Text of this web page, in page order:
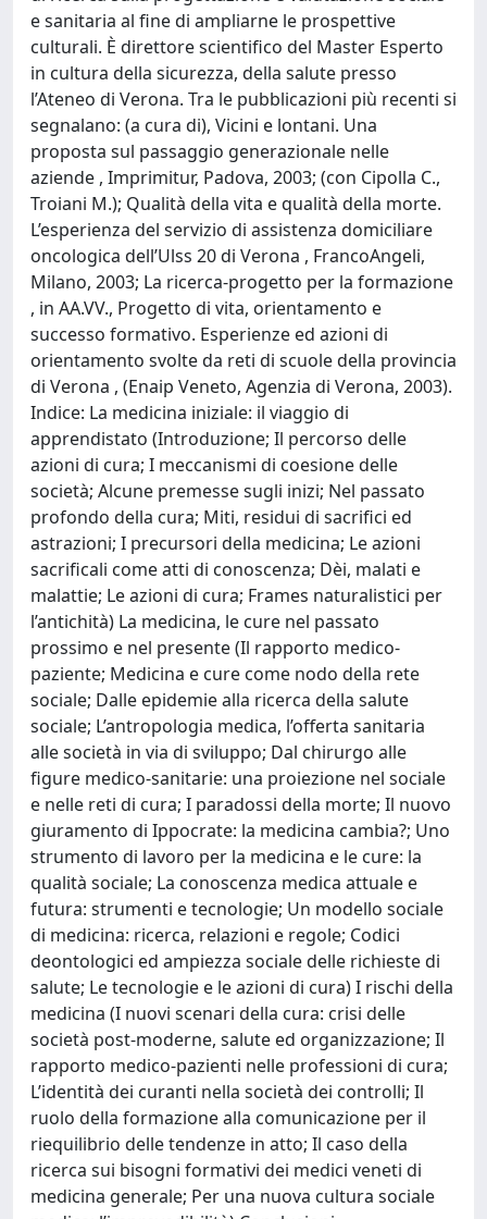
e sanitaria al fine di ampliarne le prospettive
culturali. È direttore scientifico del Master Esperto
in cultura della sicurezza, della salute presso
l’Ateneo di Verona. Tra le pubblicazioni più recenti si
segnalano: (a cura di), Vicini e lontani. Una
proposta sul passaggio generazionale nelle
aziende , Imprimitur, Padova, 2003; (con Cipolla C.,
Troiani M.); Qualità della vita e qualità della morte.
L’esperienza del servizio di assistenza domiciliare
oncologica dell’Ulss 20 di Verona , FrancoAngeli,
Milano, 2003; La ricerca-progetto per la formazione
, in AA.VV., Progetto di vita, orientamento e
successo formativo. Esperienze ed azioni di
orientamento svolte da reti di scuole della provincia
di Verona , (Enaip Veneto, Agenzia di Verona, 2003).
Indice: La medicina iniziale: il viaggio di
apprendistato (Introduzione; Il percorso delle
azioni di cura; I meccanismi di coesione delle
società; Alcune premesse sugli inizi; Nel passato
profondo della cura; Miti, residui di sacrifici ed
astrazioni; I precursori della medicina; Le azioni
sacrificali come atti di conoscenza; Dèi, malati e
malattie; Le azioni di cura; Frames naturalistici per
l’antichità) La medicina, le cure nel passato
prossimo e nel presente (Il rapporto medico-
paziente; Medicina e cure come nodo della rete
sociale; Dalle epidemie alla ricerca della salute
sociale; L’antropologia medica, l’offerta sanitaria
alle società in via di sviluppo; Dal chirurgo alle
figure medico-sanitarie: una proiezione nel sociale
e nelle reti di cura; I paradossi della morte; Il nuovo
giuramento di Ippocrate: la medicina cambia?; Uno
strumento di lavoro per la medicina e le cure: la
qualità sociale; La conoscenza medica attuale e
futura: strumenti e tecnologie; Un modello sociale
di medicina: ricerca, relazioni e regole; Codici
deontologici ed ampiezza sociale delle richieste di
salute; Le tecnologie e le azioni di cura) I rischi della
medicina (I nuovi scenari della cura: crisi delle
società post-moderne, salute ed organizzazione; Il
rapporto medico-pazienti nelle professioni di cura;
L’identità dei curanti nella società dei controlli; Il
ruolo della formazione alla comunicazione per il
riequilibrio delle tendenze in atto; Il caso della
ricerca sui bisogni formativi dei medici veneti di
medicina generale; Per una nuova cultura sociale